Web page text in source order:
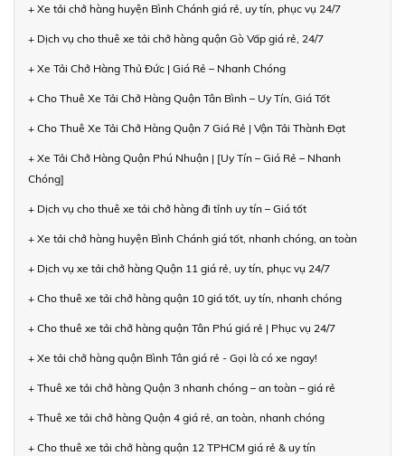
+ Xe tải chở hàng huyện Bình Chánh giá rẻ, uy tín, phục vụ 24/7
+ Dịch vụ cho thuê xe tải chở hàng quận Gò Vấp giá rẻ, 24/7
+ Xe Tải Chở Hàng Thủ Đức | Giá Rẻ – Nhanh Chóng
+ Cho Thuê Xe Tải Chở Hàng Quận Tân Bình – Uy Tín, Giá Tốt
+ Cho Thuê Xe Tải Chở Hàng Quận 7 Giá Rẻ | Vận Tải Thành Đạt
+ Xe Tải Chở Hàng Quận Phú Nhuận | [Uy Tín – Giá Rẻ – Nhanh
Chóng]
+ Dịch vụ cho thuê xe tải chở hàng đi tỉnh uy tín – Giá tốt
+ Xe tải chở hàng huyện Bình Chánh giá tốt, nhanh chóng, an toàn
+ Dịch vụ xe tải chở hàng Quận 11 giá rẻ, uy tín, phục vụ 24/7
+ Cho thuê xe tải chở hàng quận 10 giá tốt, uy tín, nhanh chóng
+ Cho thuê xe tải chở hàng quận Tân Phú giá rẻ | Phục vụ 24/7
+ Xe tải chở hàng quận Bình Tân giá rẻ - Gọi là có xe ngay!
+ Thuê xe tải chở hàng Quận 3 nhanh chóng – an toàn – giá rẻ
+ Thuê xe tải chở hàng Quận 4 giá rẻ, an toàn, nhanh chóng
+ Cho thuê xe tải chở hàng quận 12 TPHCM giá rẻ & uy tín